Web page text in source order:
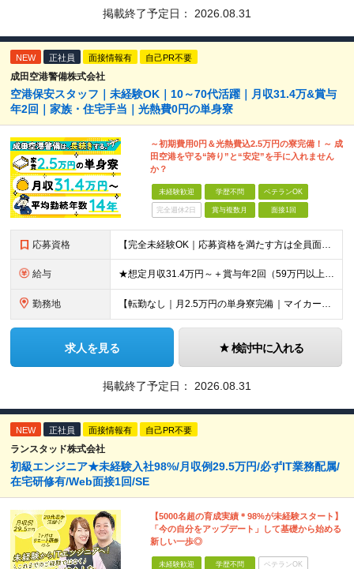
掲載終了予定日： 2026.08.31
NEW 正社員 面接情報有 自己PR不要
成田空港警備株式会社
空港保安スタッフ｜未経験OK｜10～70代活躍｜月収31.4万&賞与
年2回｜家族・住宅手当｜光熱費0円の単身寮
～初期費用0円＆光熱費込2.5万円の寮完備！～ 成
田空港を守る“誇り”と“安定”を手に入れません
か？
未経験歓迎 学歴不問 ベテランOK
完全週休2日 賞与複数月 面接1回
応募資格 【完全未経験OK｜応募資格を満たす方は全員面接！】 ◎学歴不問／前職不問／転職回数不問 ◎自動車免許・英語力なども一切不問 ◎58歳以下の方（長期のキャリア形成を図るため） ブランクがある方、正社員
給与 ★想定月収31.4万円～＋賞与年2回（59万円以上） ★入社お祝い金15万円支給 ★水道+光熱費無料の家賃がリーズナブルな社員寮(単身寮)あり！ 月給24万5000円以上(基本給21万1000円＋業
勤務地 【転勤なし｜月2.5万円の単身寮完備｜マイカー・バイク通勤OK】 成田空港または空港関連施設での勤務となります。 お住まいや希望を考慮し、千葉市美浜区・四街道市への配属となる場合もあります。 【本社
求人を見る 検討中に入れる
掲載終了予定日： 2026.08.31
NEW 正社員 面接情報有 自己PR不要
ランスタッド株式会社
初級エンジニア★未経験入社98%/月収例29.5万円/必ずIT業務配属/
在宅研修有/Web面接1回/SE
【5000名超の育成実績＊98%が未経験スタート】
「今の自分をアップデート」して基礎から始める
新しい一歩◎
未経験歓迎 学歴不問 ベテランOK